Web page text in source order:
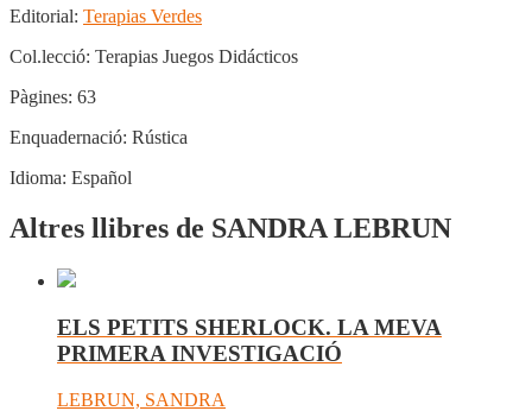
Editorial: Terapias Verdes
Col.lecció: Terapias Juegos Didácticos
Pàgines: 63
Enquadernació: Rústica
Idioma: Español
Altres llibres de SANDRA LEBRUN
ELS PETITS SHERLOCK. LA MEVA
PRIMERA INVESTIGACIÓ
LEBRUN, SANDRA